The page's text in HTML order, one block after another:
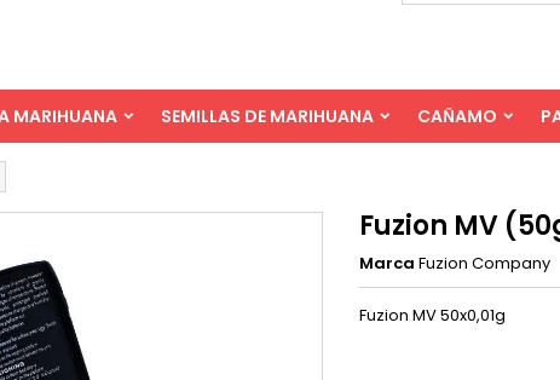
MARIHUANA SEMILLAS DE MARIHUANA CAÑAMO
Fuzion MV
Marca Fuzion Company
Fuzion MV 50x0,01g